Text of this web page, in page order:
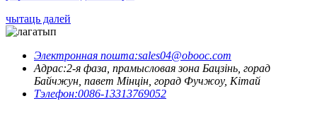
чытаць далей
Электронная пошта:sales04@obooc.com
Адрас:2-я фаза, прамысловая зона Бацзінь, горад
Байчжун, павет Мінцін, горад Фучжоу, Кітай
Тэлефон:0086-13313769052